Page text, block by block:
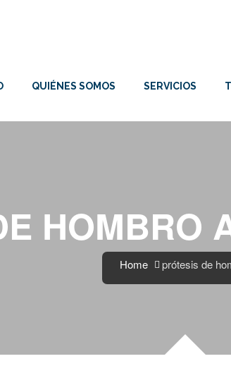
QUIÉNES SOMOS SERVICIOS
HOMBRO
Home prótesis de